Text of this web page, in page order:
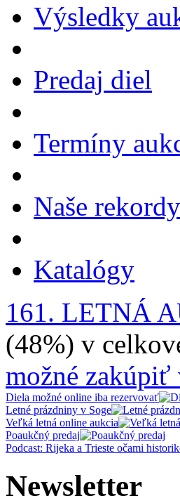
Výsledky
Predaj diel
Termíny
Naše rekordy
Katalógy
161. LETNÁ
(48%) v
možné zakúpiť
Diela možné online iba rezervovať
Letné prázdniny v Soge
Veľká letná online aukcia
Poaukčný predaj
Podcast: Rijeka a Trieste očami
Newsletter